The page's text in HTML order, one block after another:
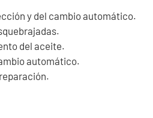
y del cambio automático.
del aceite.
automático.